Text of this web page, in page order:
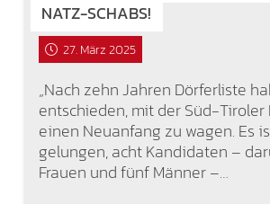
NATZ-SCHABS!
27. März 2025
„Nach zehn Jahren Dörferliste
entschieden, mit der Süd-
einen Neuanfang zu wagen. Es
gelungen, acht Kandidaten –
Frauen und fünf Männer –…